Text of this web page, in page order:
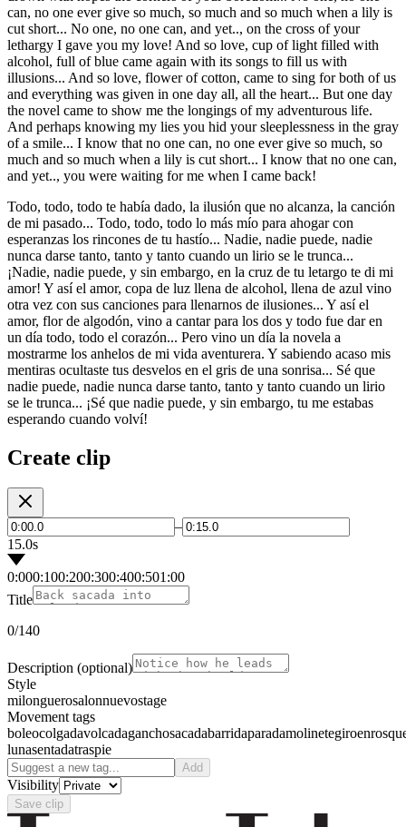
can, no one ever give so much, so much and so much when a lily is
cut short... No one, no one can, and yet.., on the cross of your
lethargy I gave you my love! And so love, cup of light filled with
alcohol, full of blue came again with its songs to fill us with
illusions... And so love, flower of cotton, came to sing for both of us
and everything was given in one day all, all the heart... But one day
the novel came to show me the longings of my adventurous life.
And perhaps knowing my lies you hid your sleeplessness in the gray
of a smile... I know that no one can, no one ever give so much, so
much and so much when a lily is cut short... I know that no one can,
and yet.., you were waiting for me when I came back!
Todo, todo, todo te había dado, la ilusión que no alcanza, la canción
de mi pasado... Todo, todo, todo lo más mío para ahogar con
esperanzas los rincones de tu hastío... Nadie, nadie puede, nadie
nunca darse tanto, tanto y tanto cuando un lirio se le trunca...
¡Nadie, nadie puede, y sin embargo, en la cruz de tu letargo te di mi
amor! Y así el amor, copa de luz llena de alcohol, llena de azul vino
otra vez con sus canciones para llenarnos de ilusiones... Y así el
amor, flor de algodón, vino a cantar para los dos y todo fue dar en
un día todo, todo el corazón... Pero vino un día la novela a
mostrarme los anhelos de mi vida aventurera. Y sabiendo acaso mis
mentiras ocultaste tus desvelos en el gris de una sonrisa... Sé que
nadie puede, nadie nunca darse tanto, tanto y tanto cuando un lirio
se le trunca... ¡Sé que nadie puede, y sin embargo, tu me estabas
esperando cuando volví!
Create clip
–
15.0s
0:000:100:200:300:400:501:00
Title
0/140
Description (optional)
Style
milonguerosalonnuevostage
Movement tags
boleocolgadavolcadaganchosacadabarridaparadamolinetegiro
lunasentadatraspie
Add
Visibility
Save clip